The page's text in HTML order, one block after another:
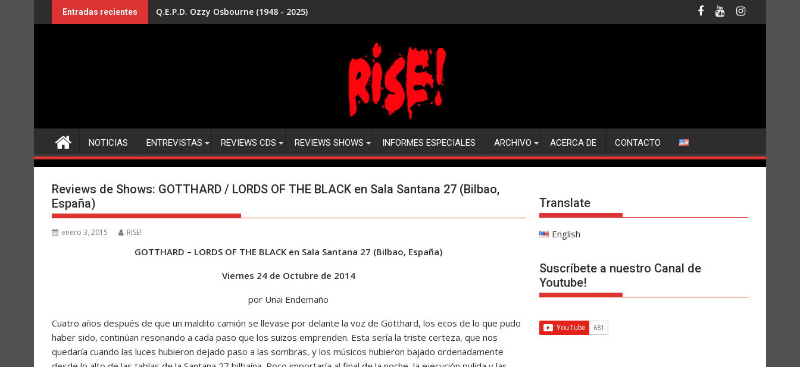
al
Entradas recientes Q.E.P.D. Ozzy Osbourne (1948 - 2025)
NOTICIAS ENTREVISTAS REVIEWS CDS REVIEWS SHOWS INFORMES ESPECIALES ARCHIVO ACERCA DE CONTACTO
Reviews de Shows: GOTTHARD / LORDS OF THE BLACK en Sala Santana 27 (Bilbao,
España)
enero 3, 2015 RISE!
GOTTHARD – LORDS OF THE BLACK en Sala Santana 27 (Bilbao, España)
Viernes 24 de Octubre de 2014
por Unai Endemaño
Cuatro años después de que un maldito camión se llevase por delante la voz de Gotthard, los ecos de lo que pudo
haber sido, continúan resonando a cada paso que los suizos emprenden. Esta sería la triste certeza, que nos
quedaría cuando las luces hubieron dejado paso a las sombras, y los músicos hubieron bajado ordenadamente
Translate
English
Suscríbete a nuestro Canal de
Youtube!